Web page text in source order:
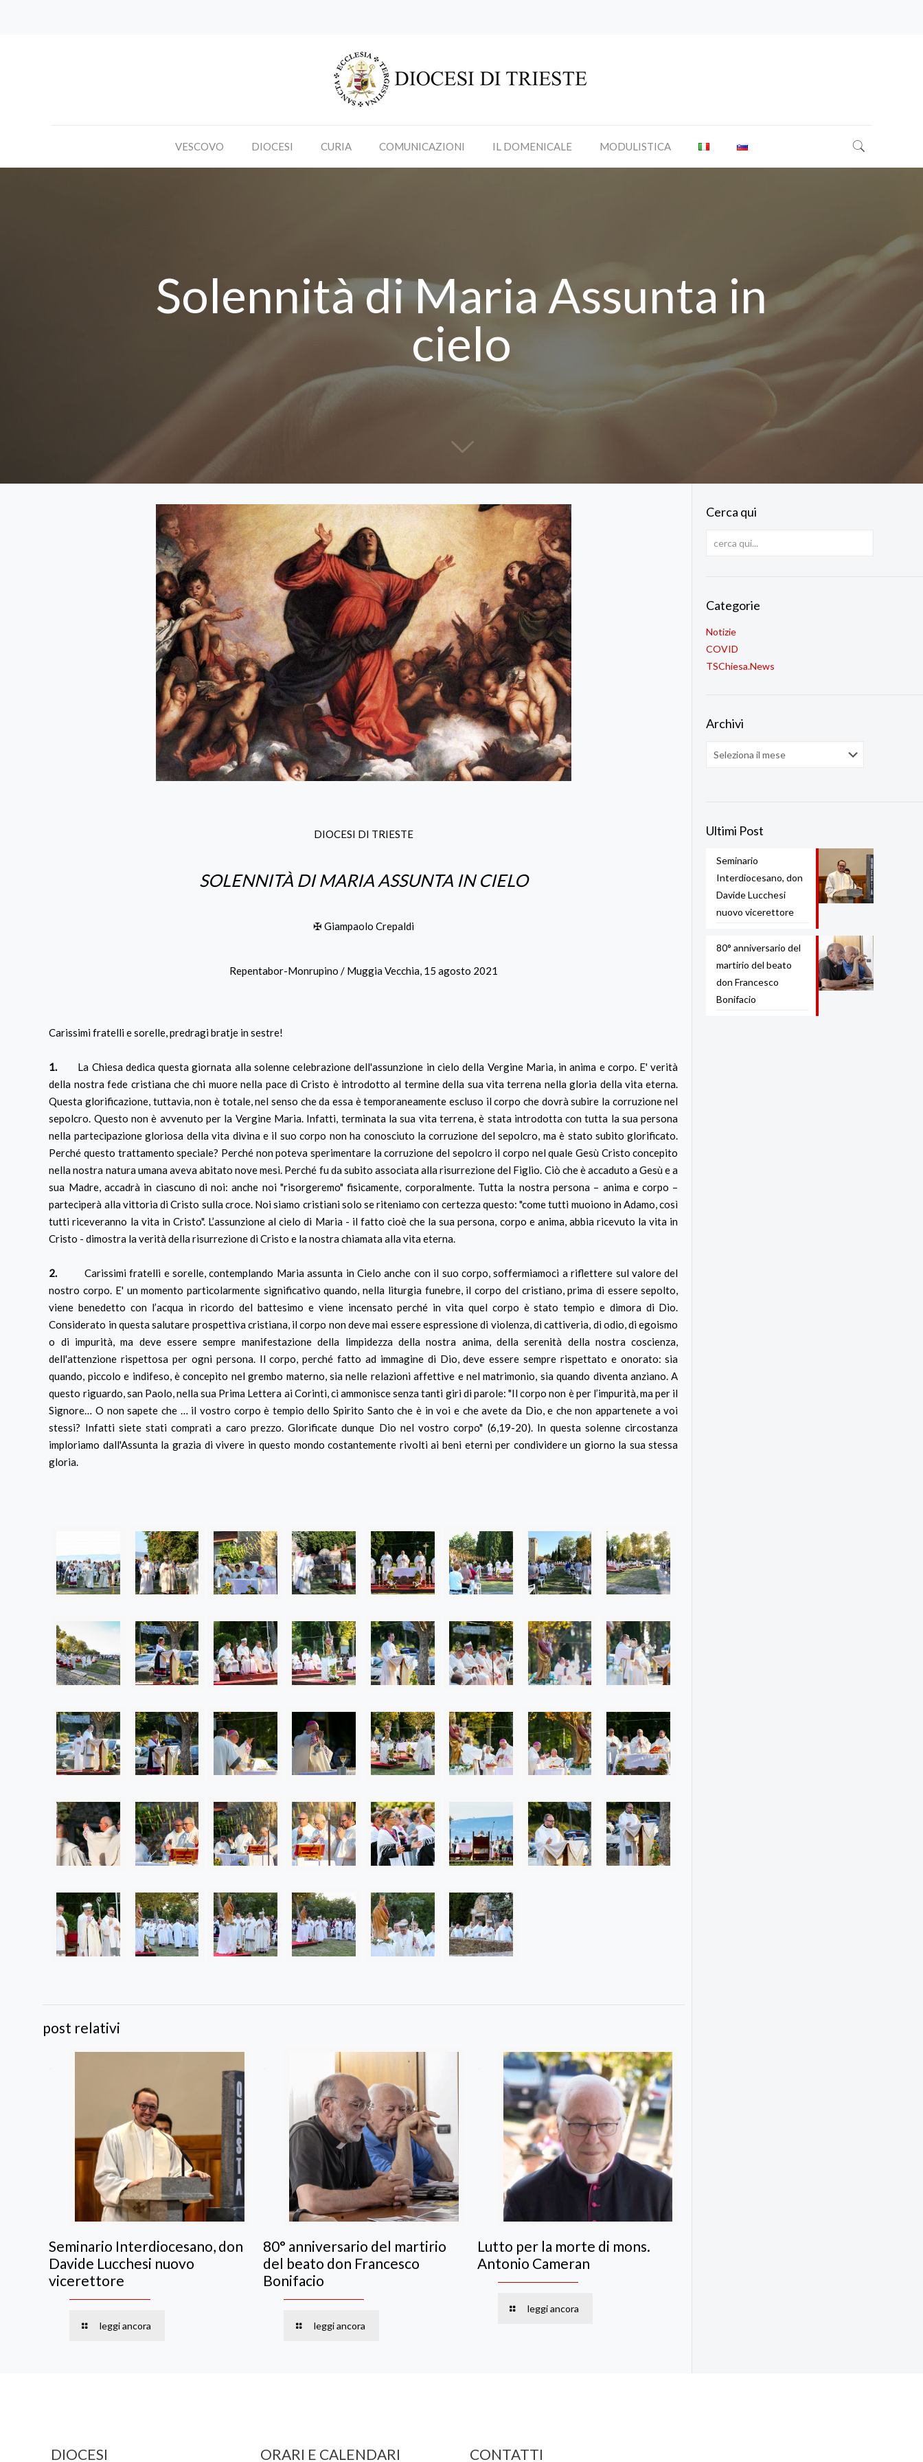
VESCOVO DIOCESI CURIA COMUNICAZIONI IL DOMENICALE MODULISTICA
Solennità di Maria Assunta in
cielo
DIOCESI DI TRIESTE
SOLENNITÀ DI MARIA ASSUNTA IN CIELO
✠ Giampaolo Crepaldi
Repentabor-Monrupino / Muggia Vecchia, 15 agosto 2021
Carissimi fratelli e sorelle, predragi bratje in sestre!
1. La Chiesa dedica questa giornata alla solenne celebrazione dell'assunzione in cielo della Vergine Maria, in anima e corpo. E' verità
della nostra fede cristiana che chi muore nella pace di Cristo è introdotto al termine della sua vita terrena nella gloria della vita eterna.
Questa glorificazione, tuttavia, non è totale, nel senso che da essa è temporaneamente escluso il corpo che dovrà subire la corruzione nel
sepolcro. Questo non è avvenuto per la Vergine Maria. Infatti, terminata la sua vita terrena, è stata introdotta con tutta la sua persona
nella partecipazione gloriosa della vita divina e il suo corpo non ha conosciuto la corruzione del sepolcro, ma è stato subito glorificato.
Perché questo trattamento speciale? Perché non poteva sperimentare la corruzione del sepolcro il corpo nel quale Gesù Cristo concepito
nella nostra natura umana aveva abitato nove mesi. Perché fu da subito associata alla risurrezione del Figlio. Ciò che è accaduto a Gesù e a
sua Madre, accadrà in ciascuno di noi: anche noi "risorgeremo" fisicamente, corporalmente. Tutta la nostra persona – anima e corpo –
parteciperà alla vittoria di Cristo sulla croce. Noi siamo cristiani solo se riteniamo con certezza questo: "come tutti muoiono in Adamo, così
tutti riceveranno la vita in Cristo". L’assunzione al cielo di Maria - il fatto cioè che la sua persona, corpo e anima, abbia ricevuto la vita in
Cristo - dimostra la verità della risurrezione di Cristo e la nostra chiamata alla vita eterna.
2. Carissimi fratelli e sorelle, contemplando Maria assunta in Cielo anche con il suo corpo, soffermiamoci a riflettere sul valore del
nostro corpo. E' un momento particolarmente significativo quando, nella liturgia funebre, il corpo del cristiano, prima di essere sepolto,
viene benedetto con l’acqua in ricordo del battesimo e viene incensato perché in vita quel corpo è stato tempio e dimora di Dio.
Considerato in questa salutare prospettiva cristiana, il corpo non deve mai essere espressione di violenza, di cattiveria, di odio, di egoismo
o di impurità, ma deve essere sempre manifestazione della limpidezza della nostra anima, della serenità della nostra coscienza,
dell'attenzione rispettosa per ogni persona. Il corpo, perché fatto ad immagine di Dio, deve essere sempre rispettato e onorato: sia
quando, piccolo e indifeso, è concepito nel grembo materno, sia nelle relazioni affettive e nel matrimonio, sia quando diventa anziano. A
questo riguardo, san Paolo, nella sua Prima Lettera ai Corinti, ci ammonisce senza tanti giri di parole: "Il corpo non è per l’impurità, ma per il
Signore… O non sapete che … il vostro corpo è tempio dello Spirito Santo che è in voi e che avete da Dio, e che non appartenete a voi
stessi? Infatti siete stati comprati a caro prezzo. Glorificate dunque Dio nel vostro corpo" (6,19-20). In questa solenne circostanza
imploriamo dall'Assunta la grazia di vivere in questo mondo costantemente rivolti ai beni eterni per condividere un giorno la sua stessa
gloria.
post relativi
Seminario Interdiocesano, don
Davide Lucchesi nuovo
vicerettore
leggi ancora
80° anniversario del martirio
del beato don Francesco
Bonifacio
leggi ancora
Lutto per la morte di mons.
Antonio Cameran
leggi ancora
Cerca qui
Categorie
Notizie
COVID
TSChiesa.News
Archivi
Archivi
Ultimi Post
Seminario
Interdiocesano, don
Davide Lucchesi
nuovo vicerettore
80° anniversario del
martirio del beato
don Francesco
Bonifacio
DIOCESI ORARI E CALENDARI CONTATTI